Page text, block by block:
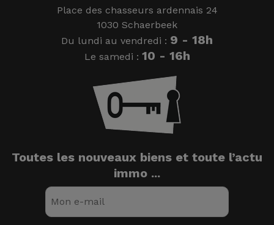
Place des chasseurs ardennais 24
1030 Schaerbeek
Du lundi au vendredi : 9 - 18h
Le samedi : 10 - 16h
Toutes les nouveaux biens et toute l’actu
immo ...